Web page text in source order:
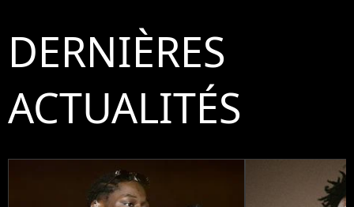
DERNIÈRES
ACTUALITÉS